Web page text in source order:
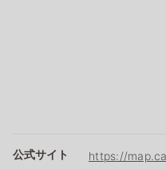
公式サイト https://